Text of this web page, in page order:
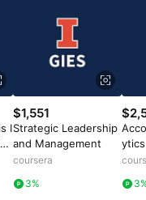
I
$1,551
Strategic Leadership
and Management
coursera
3%
ytics